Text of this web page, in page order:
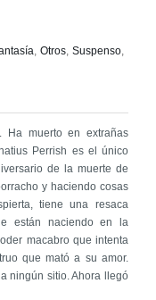
, Otros, Suspenso,
Ha muerto en extrañas
Perrish es el único
de la muerte de
y haciendo cosas
tiene una resaca
están naciendo en la
macabro que intenta
que mató a su amor.
ningún sitio. Ahora llegó